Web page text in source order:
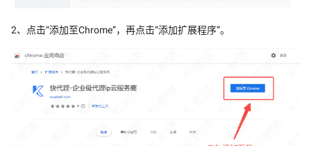
2、点击“添加至Chrome”，再点击“添加扩展程序”。